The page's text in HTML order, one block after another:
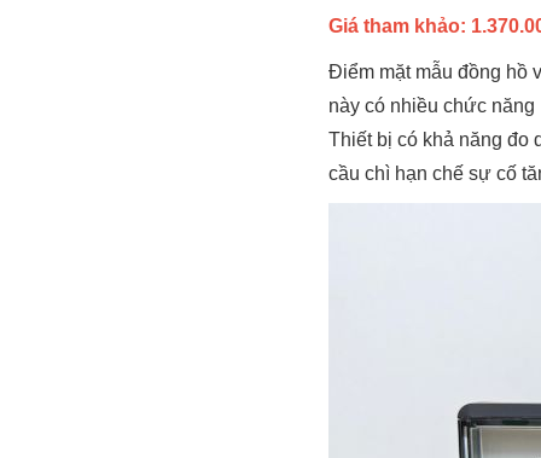
Giá tham khảo:
Điểm mặt mẫu đồng hồ
này có nhiều chức
Thiết bị có khả năng đo
cầu chì hạn chế sự cố